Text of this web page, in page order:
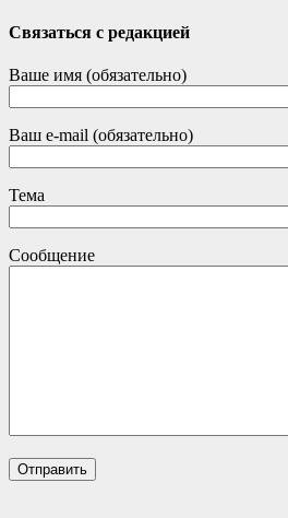
Связаться с редакцией
Ваше имя (обязательно)
Ваш e-mail (обязательно)
Тема
Сообщение